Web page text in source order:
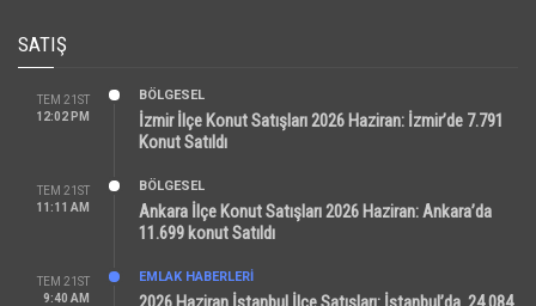
SATIŞ
TEM 21ST
12:02 PM
BÖLGESEL
İzmir İlçe Konut Satışları 2026 Haziran: İzmir’de 7.791
Konut Satıldı
TEM 21ST
11:11 AM
BÖLGESEL
Ankara İlçe Konut Satışları 2026 Haziran: Ankara’da
11.699 konut Satıldı
TEM 21ST
9:40 AM
EMLAK HABERLERI